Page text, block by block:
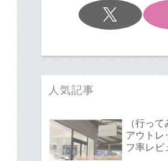
人気記事
（行っ
アウトレ
フ率レビ